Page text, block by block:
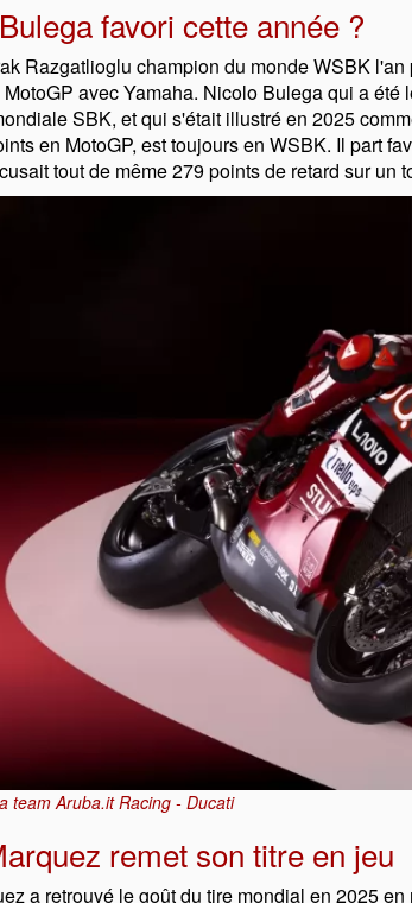
favori cette année ?
Razgatlioglu champion du monde WSBK
avec Yamaha. Nicolo Bulega qui a
SBK, et qui s'était illustré en 2025
en MotoGP, est toujours en WSBK. Il part
tout de même 279 points de retard sur un
team Aruba.it Racing - Ducati
remet son titre en jeu
a retrouvé le goût du tire mondial en 2025